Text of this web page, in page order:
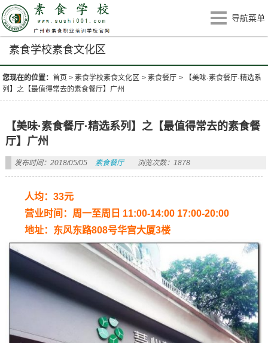
导航菜单
素食学校素食文化区
您现在的位置：首页 >素食学校素食文化区 >素食餐厅 >
【美味·素食餐厅·精选系
列】之【最值得常去的素食餐厅】广州
【美味·素食餐厅·精选系列】之【最值得常去的素食餐
厅】广州
发布时间：2018/05/05 素食餐厅 浏览次数：1878
人均：33元
营业时间：周一至周日 11:00-14:00 17:00-20:00
地址：东风东路808号华宫大厦3楼